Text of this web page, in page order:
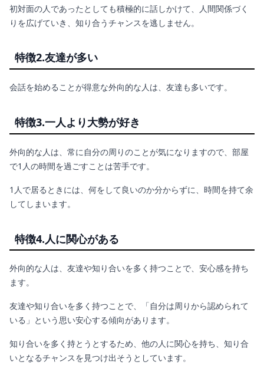
初対面の人であったとしても積極的に話しかけて、人間関係づく
りを広げていき、知り合うチャンスを逃しません。
特徴2.友達が多い
会話を始めることが得意な外向的な人は、友達も多いです。
特徴3.一人より大勢が好き
外向的な人は、常に自分の周りのことが気になりますので、部屋
で1人の時間を過ごすことは苦手です。
1人で居るときには、何をして良いのか分からずに、時間を持て余
してしまいます。
特徴4.人に関心がある
外向的な人は、友達や知り合いを多く持つことで、安心感を持ち
ます。
友達や知り合いを多く持つことで、「自分は周りから認められて
いる」という思い安心する傾向があります。
知り合いを多く持とうとするため、他の人に関心を持ち、知り合
いとなるチャンスを見つけ出そうとしています。